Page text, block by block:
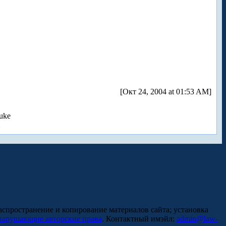
[Окт 24, 2004 at 01:53 AM]
и копирование материалов сайта; установка
авторские права. Контактный имэйл: admin@law-